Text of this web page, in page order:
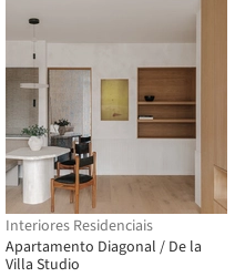
Interiores Residenciais
Apartamento Diagonal / De la
Villa Studio